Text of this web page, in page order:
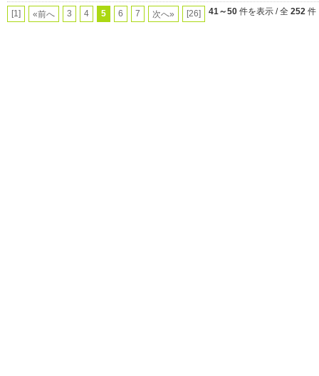
[1] «前へ 3 4 5 6 7 次へ» [26] 41～50 件を表示 / 全 252 件